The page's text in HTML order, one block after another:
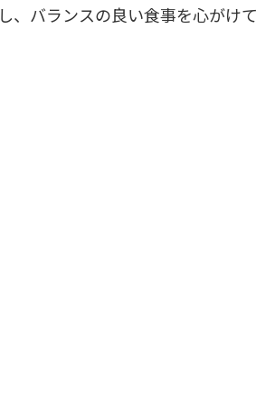
、バランスの良い食事を心がけて